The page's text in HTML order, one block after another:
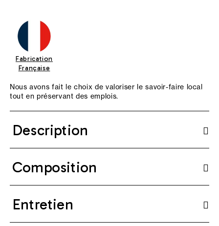
Fabrication
Française
Nous avons fait le choix de valoriser le savoir-faire local
tout en préservant des emplois.
Description
Composition
Entretien